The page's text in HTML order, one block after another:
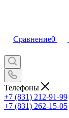
Сравнение0
Телефоны
+7 (831) 212-91-99
+7 (831) 262-15-05